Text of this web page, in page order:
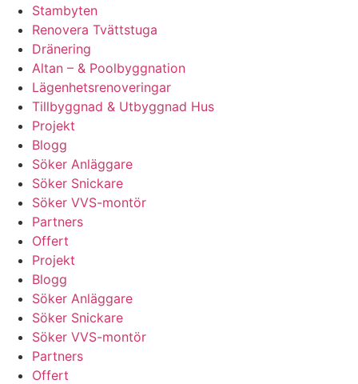
Stambyten
Renovera Tvättstuga
Dränering
Altan – & Poolbyggnation
Lägenhetsrenoveringar
Tillbyggnad & Utbyggnad Hus
Projekt
Blogg
Söker Anläggare
Söker Snickare
Söker VVS-montör
Partners
Offert
Projekt
Blogg
Söker Anläggare
Söker Snickare
Söker VVS-montör
Partners
Offert